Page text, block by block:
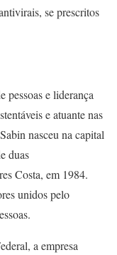
se prescritos
pessoas e liderança
e atuante nas
nasceu na capital
duas
Costa, em 1984.
unidos pelo
a empresa